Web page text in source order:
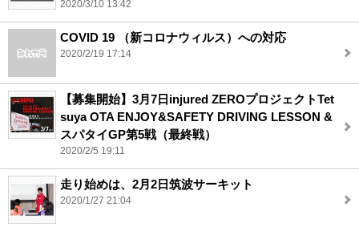
2020/3/10 13:42
COVID 19 （新コロナウィルス）への対応
2020/2/19 17:14
【募集開始】3月7日injured ZEROプロジェクトTet
suya OTA ENJOY&SAFETY DRIVING LESSON &
スパタイGP第5戦（最終戦）
2020/2/5 19:11
走り始めは、2月2日筑波サーキット
2020/1/27 21:04